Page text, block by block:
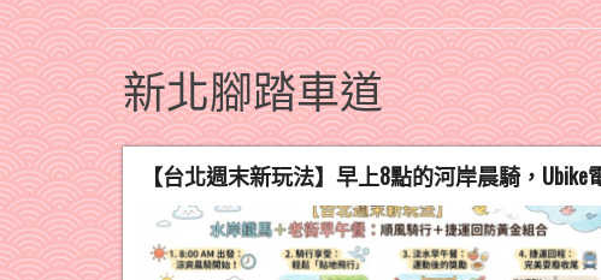
新北腳踏車道
【台北週末新玩法】早上8點的河岸晨騎，